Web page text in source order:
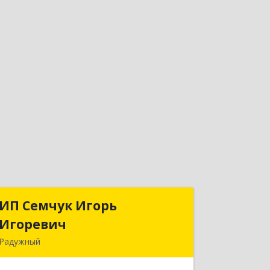
ИП Семчук Игорь
Игоревич
Радужный
ИП Семчук Игорь